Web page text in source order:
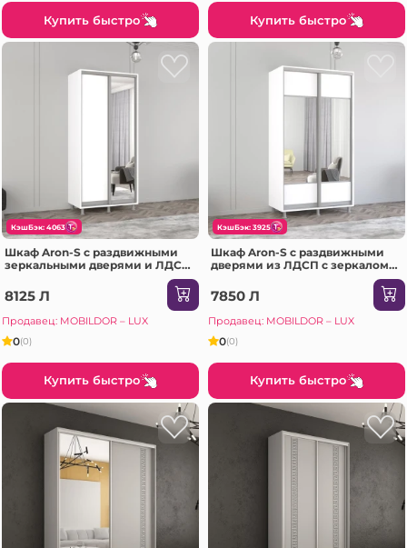
Купить быстро Купить быстро
КэшБэк: 4063
Шкаф Aron-S с раздвижными
зеркальными дверями и ЛДСП
8125 Л
Продавец: MOBILDOR – LUX
0(0)
Купить быстро
КэшБэк: 3925
Шкаф Aron-S с раздвижными
дверями из ЛДСП с зеркалом
(100x60x240H см) Сонома
7850 Л
Продавец: MOBILDOR – LUX
0(0)
Купить быстро